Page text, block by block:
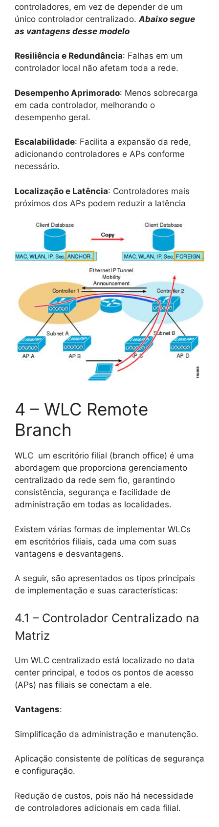
controladores, em vez de depender de um
único controlador centralizado. Abaixo segue
as vantagens desse modelo
Resiliência e Redundância: Falhas em um
controlador local não afetam toda a rede.
Desempenho Aprimorado: Menos sobrecarga
em cada controlador, melhorando o
desempenho geral.
Escalabilidade: Facilita a expansão da rede,
adicionando controladores e APs conforme
necessário.
Localização e Latência: Controladores mais
próximos dos APs podem reduzir a latência
4 – WLC Remote
Branch
WLC um escritório filial (branch office) é uma
abordagem que proporciona gerenciamento
centralizado da rede sem fio, garantindo
consistência, segurança e facilidade de
administração em todas as localidades.
Existem várias formas de implementar WLCs
em escritórios filiais, cada uma com suas
vantagens e desvantagens.
A seguir, são apresentados os tipos principais
de implementação e suas características:
4.1 – Controlador Centralizado na
Matriz
Um WLC centralizado está localizado no data
center principal, e todos os pontos de acesso
(APs) nas filiais se conectam a ele.
Vantagens:
Simplificação da administração e manutenção.
Aplicação consistente de políticas de segurança
e configuração.
Redução de custos, pois não há necessidade
de controladores adicionais em cada filial.